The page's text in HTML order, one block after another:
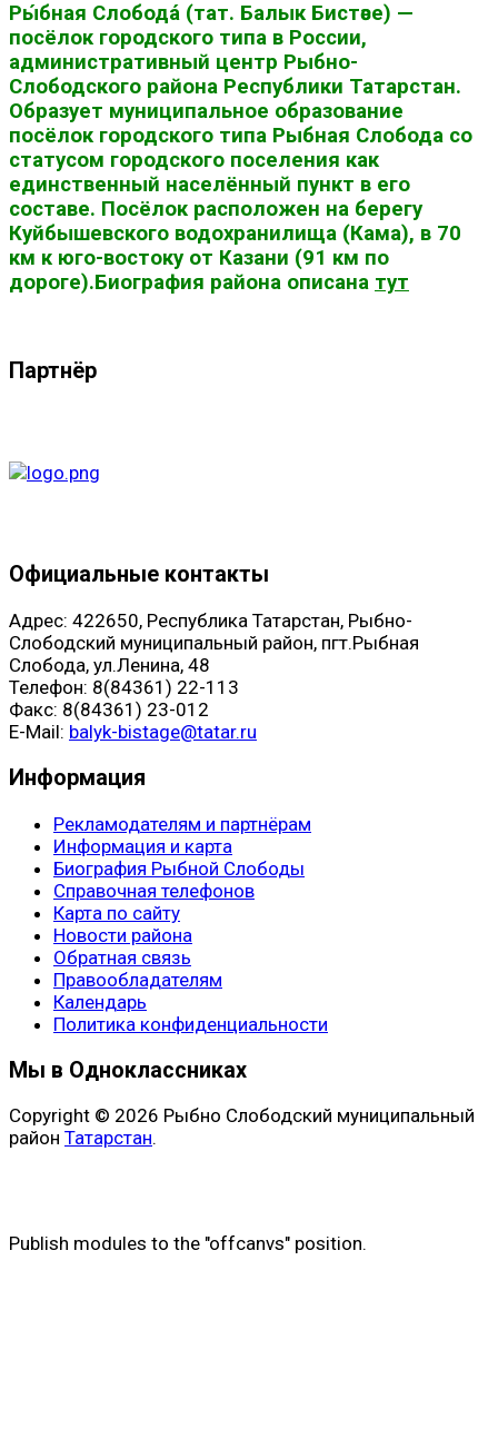
Ры́бная Слобода́ (тат. Балык Бистәсе) —
посёлок городского типа в России,
административный центр Рыбно-
Слободского района Республики Татарстан.
Образует муниципальное образование
посёлок городского типа Рыбная Слобода со
статусом городского поселения как
единственный населённый пункт в его
составе. Посёлок расположен на берегу
Куйбышевского водохранилища (Кама), в 70
км к юго-востоку от Казани (91 км по
дороге).Биография района описана тут
Партнёр
Официальные контакты
Адрес: 422650, Республика Татарстан, Рыбно-
Слободский муниципальный район, пгт.Рыбная
Слобода, ул.Ленина, 48
Телефон: 8(84361) 22-113
Факс: 8(84361) 23-012
E-Mail: balyk-bistage@tatar.ru
Информация
Рекламодателям и партнёрам
Информация и карта
Биография Рыбной Слободы
Справочная телефонов
Карта по сайту
Новости района
Обратная связь
Правообладателям
Календарь
Политика конфиденциальности
Мы в Одноклассниках
Copyright © 2026 Рыбно Слободский муниципальный
район Татарстан.
Publish modules to the "offcanvs" position.